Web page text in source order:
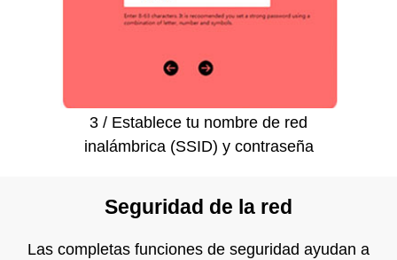
3 / Establece tu nombre de red
inalámbrica (SSID) y contraseña
Seguridad de la red
Las completas funciones de seguridad ayudan a